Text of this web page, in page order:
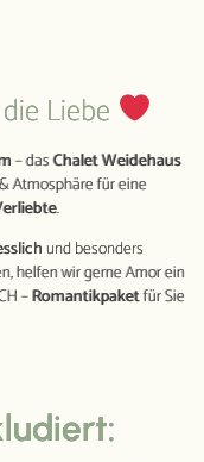
Liebe
– dasChalet Weidehaus
Atmosphäre für eine
.
und besonders
helfen wir gerne Amor ein
–Romantikpaketfür Sie